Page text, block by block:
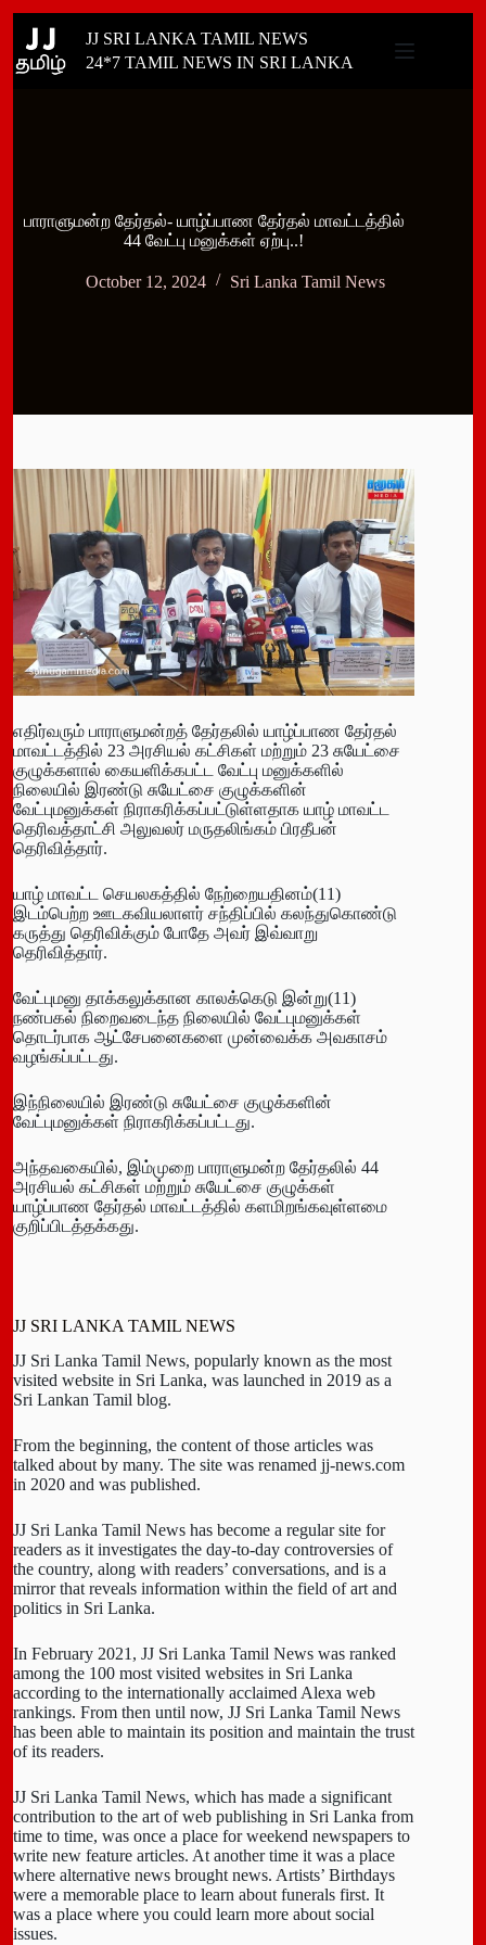
content
JJ SRI LANKA TAMIL NEWS
24*7 TAMIL NEWS IN SRI LANKA
பாராளுமன்ற தேர்தல்- யாழ்ப்பாண தேர்தல் மாவட்டத்தில்
44 வேட்பு மனுக்கள் ஏற்பு..!
October 12, 2024 Sri Lanka Tamil News
எதிர்வரும் பாராளுமன்றத் தேர்தலில் யாழ்ப்பாண தேர்தல்
மாவட்டத்தில் 23 அரசியல் கட்சிகள் மற்றும் 23 சுயேட்சை
குழுக்களால் கையளிக்கபட்ட வேட்பு மனுக்களில்
நிலையில் இரண்டு சுயேட்சை குழுக்களின்
வேட்புமனுக்கள் நிராகரிக்கப்பட்டுள்ளதாக யாழ் மாவட்ட
தெரிவத்தாட்சி அலுவலர் மருதலிங்கம் பிரதீபன்
தெரிவித்தார்.
யாழ் மாவட்ட செயலகத்தில் நேற்றையதினம்(11)
இடம்பெற்ற ஊடகவியலாளர் சந்திப்பில் கலந்துகொண்டு
கருத்து தெரிவிக்கும் போதே அவர் இவ்வாறு
தெரிவித்தார்.
வேட்புமனு தாக்கலுக்கான காலக்கெடு இன்று(11)
நண்பகல் நிறைவடைந்த நிலையில் வேட்புமனுக்கள்
தொடர்பாக ஆட்சேபனைகளை முன்வைக்க அவகாசம்
வழங்கப்பட்டது.
இந்நிலையில் இரண்டு சுயேட்சை குழுக்களின்
வேட்புமனுக்கள் நிராகரிக்கப்பட்டது.
அந்தவகையில், இம்முறை பாராளுமன்ற தேர்தலில் 44
அரசியல் கட்சிகள் மற்றும் சுயேட்சை குழுக்கள்
யாழ்ப்பாண தேர்தல் மாவட்டத்தில் களமிறங்கவுள்ளமை
குறிப்பிடத்தக்கது.
JJ SRI LANKA TAMIL NEWS
JJ Sri Lanka Tamil News, popularly known as the most
visited website in Sri Lanka, was launched in 2019 as a
Sri Lankan Tamil blog.
From the beginning, the content of those articles was
talked about by many. The site was renamed jj-news.com
in 2020 and was published.
JJ Sri Lanka Tamil News has become a regular site for
readers as it investigates the day-to-day controversies of
the country, along with readers’ conversations, and is a
mirror that reveals information within the field of art and
politics in Sri Lanka.
In February 2021, JJ Sri Lanka Tamil News was ranked
among the 100 most visited websites in Sri Lanka
according to the internationally acclaimed Alexa web
rankings. From then until now, JJ Sri Lanka Tamil News
has been able to maintain its position and maintain the trust
of its readers.
JJ Sri Lanka Tamil News, which has made a significant
contribution to the art of web publishing in Sri Lanka from
time to time, was once a place for weekend newspapers to
write new feature articles. At another time it was a place
where alternative news brought news. Artists’ Birthdays
were a memorable place to learn about funerals first. It
was a place where you could learn more about social
issues.